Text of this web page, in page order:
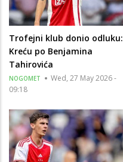
Trofejni klub donio odluku:
Kreću po Benjamina
Tahirovića
NOGOMET
Wed, 27 May 2026 -
09:18